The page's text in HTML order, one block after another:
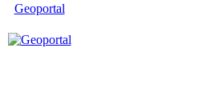
Geoportal